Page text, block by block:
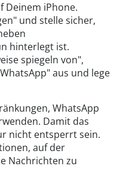
Deinem iPhone.
und stelle sicher,
hinterlegt ist.
spiegeln von",
aus und lege
WhatsApp
Damit das
nicht entsperrt sein.
auf der
Nachrichten zu